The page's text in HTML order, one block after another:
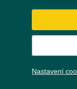
Nastavení